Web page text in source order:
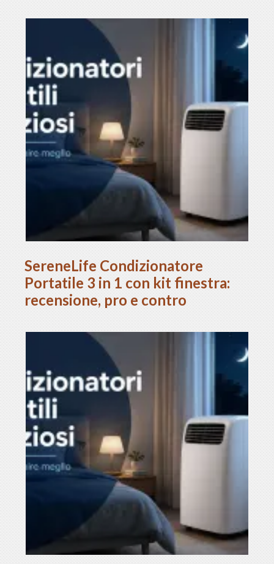
SereneLife Condizionatore
Portatile 3 in 1 con kit finestra:
recensione, pro e contro